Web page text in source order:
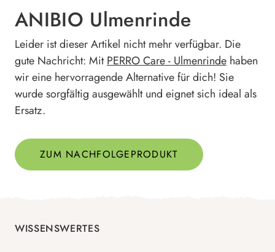
ANIBIO Ulmenrinde
Leider ist dieser Artikel nicht mehr verfügbar. Die
gute Nachricht: MitPERRO Care - Ulmenrinde haben
wir eine hervorragende Alternative für dich! Sie
wurde sorgfältig ausgewählt und eignet sich ideal als
Ersatz.
ZUM NACHFOLGEPRODUKT
WISSENSWERTES